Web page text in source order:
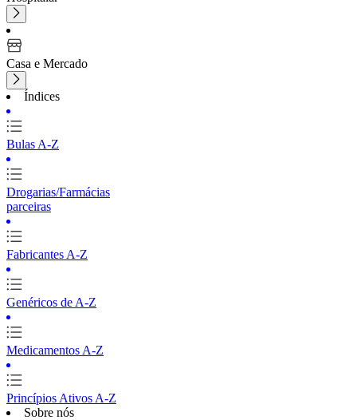
Casa e Mercado
Índices
Bulas A-Z
Drogarias/Farmácias
parceiras
Fabricantes A-Z
Genéricos de A-Z
Medicamentos A-Z
Princípios Ativos A-Z
Sobre nós